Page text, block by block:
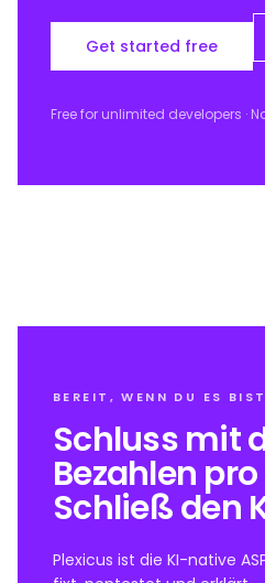
Get started free
Free for unlimited developers ·
BEREIT, WENN DU ES BIST
Schluss mit
Bezahlen
Schließ den
Plexicus ist die KI-native